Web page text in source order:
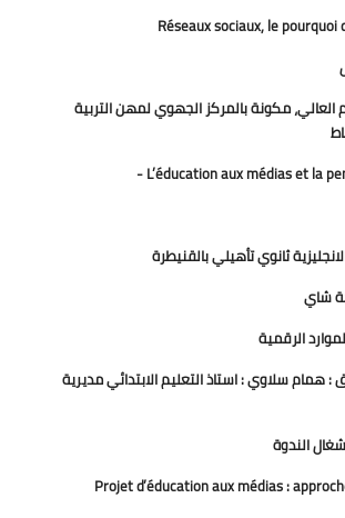
Réseaux sociaux, le
العالي، مكونة بالمركز الجهوي لمهن التربية
L’éducation aux médias et la
ثانوي تأهيلي بالقنيطرة
الرقمية
همام سلاوي : استاذ التعليم الابتدائي مديرية